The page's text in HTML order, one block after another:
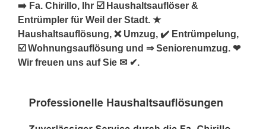
➡️ Fa. Chirillo, Ihr ☑️ Haushaltsauflöser &
Entrümpler für Weil der Stadt. ★
Haushaltsauflösung, ❌ Umzug, ✔️ Entrümpelung,
☑️ Wohnungsauflösung und ⇒ Seniorenumzug. ❤
Wir freuen uns auf Sie ✉ ✔.